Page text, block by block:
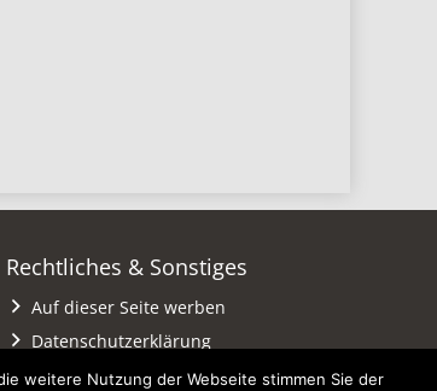
Rechtliches & Sonstiges
Auf dieser Seite werben
Datenschutzerklärung
Impressum
weitere Nutzung der Webseite stimmen Sie der